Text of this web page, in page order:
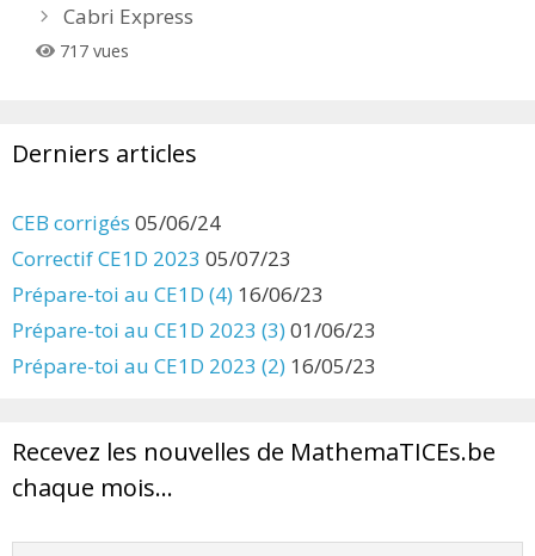
Cabri Express
717 vues
Derniers articles
CEB corrigés 05/06/24
Correctif CE1D 2023 05/07/23
Prépare-toi au CE1D (4) 16/06/23
Prépare-toi au CE1D 2023 (3)01/06/23
Prépare-toi au CE1D 2023 (2) 16/05/23
Recevez les nouvelles de MathemaTICEs.be
chaque mois…